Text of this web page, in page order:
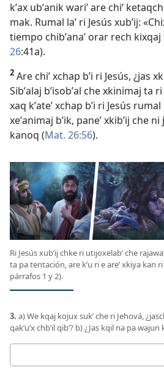
kʼax ubʼanik wariʼ are chiʼ
mak. Rumal laʼ ri Jesús xubʼij:
tiempo chibʼanaʼ orar rech
26:41a).
2 Are chiʼ xchap bʼi ri Jesús, ¿jas
Sibʼalaj bʼisobʼal che xkinimaj ta
xaq kʼateʼ xchap bʼi ri Jesús
xeʼanimaj bʼik, paneʼ xkibʼij che
kanoq (Mat. 26:56).
Ri Jesús xubʼij chke ri utijoxelabʼ che
ta pa tentación, are kʼu ri e areʼ xkiya kan
párrafos 1 y 2).
3. a) We kqaj kojux sukʼ che ri Jehová,
qakʼuʼx chbʼil qibʼ? b) ¿Jas kqil na pa wajun